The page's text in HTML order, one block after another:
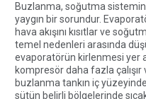
Buzlanma, soğutma
yaygın bir sorundur.
hava akışını kısıtlar ve
temel nedenleri arasında
evaporatörün kirlenmesi yer
kompresör daha fazla
buzlanma tankın iç
sütün belirli bölgelerinde